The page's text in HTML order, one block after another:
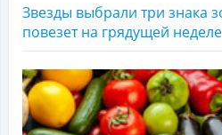
Звезды выбрали три знака
повезет на грядущей неделе